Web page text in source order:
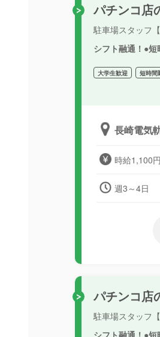
パチンコ店
駐車場スタッフ
シフト融通！●
大学生歓迎 短時間
長崎電気
時給1,100
週3～4日
パチンコ店
駐車場スタッフ
シフト融通！●